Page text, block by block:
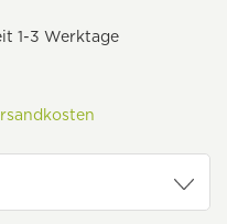
1-3 Werktage